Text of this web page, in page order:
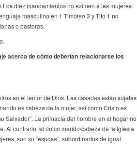
diez mandamientos no eximen a las mujeres
masculino en 1 Timoteo 3 y Tito 1 no
o pastoras.
acerca de cómo deberían relacionarse los
en el temor de Dios. Las casadas estén sujetas
es cabeza de la mujer, así como Cristo es
Salvador”. La primacía del hombre en el hogar no
Al contrario, el único marido/cabeza de la iglesia
son su “esposa”, subordinados de igual